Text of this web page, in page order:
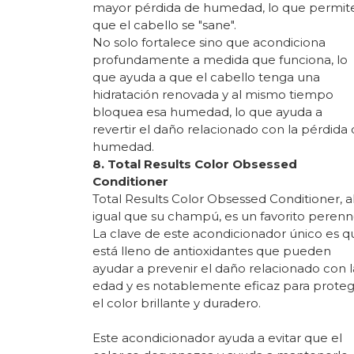
mayor pérdida de humedad, lo que
que el cabello se "sane".
No solo fortalece sino que acondiciona
profundamente a medida que funciona, lo
que ayuda a que el cabello tenga una
hidratación renovada y al mismo tiempo
bloquea esa humedad, lo que ayuda a
revertir el daño relacionado con la pérdida
humedad.
8. Total Results Color Obsessed
Conditioner
Total Results Color Obsessed Conditioner, al
igual que su champú, es un favorito
La clave de este acondicionador único es
está lleno de antioxidantes que pueden
ayudar a prevenir el daño relacionado con
edad y es notablemente eficaz para
el color brillante y duradero.
Este acondicionador ayuda a evitar que el